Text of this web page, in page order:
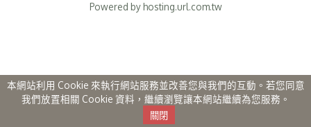
Powered by hosting.url.com.tw
本網站利用 Cookie 來執行網站服務並改善您與我們的互動。若您同意
我們放置相關 Cookie 資料，繼續瀏覽讓本網站繼續為您服務。